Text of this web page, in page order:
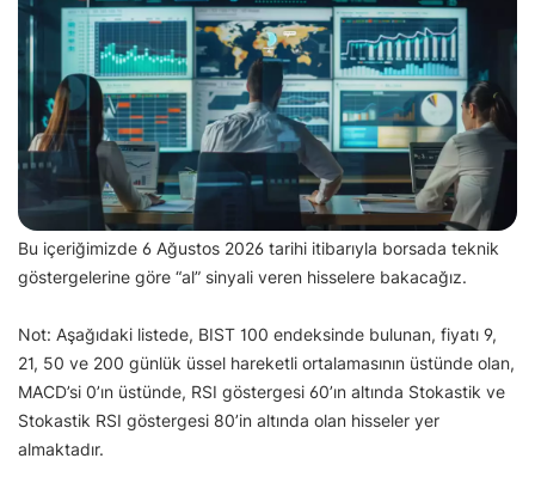
Bu içeriğimizde 6 Ağustos 2026 tarihi itibarıyla borsada teknik
göstergelerine göre “al” sinyali veren hisselere bakacağız.
Not: Aşağıdaki listede, BIST 100 endeksinde bulunan, fiyatı 9,
21, 50 ve 200 günlük üssel hareketli ortalamasının üstünde olan,
MACD’si 0’ın üstünde, RSI göstergesi 60’ın altında Stokastik ve
Stokastik RSI göstergesi 80’in altında olan hisseler yer
almaktadır.